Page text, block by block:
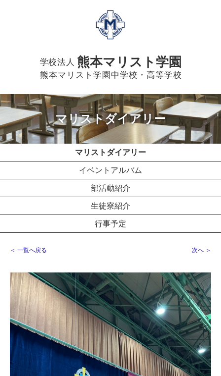
学校法人 熊本マリスト学園
熊本マリスト学園中学校・高等学校
マリストダイアリー
マリストダイアリー
イベントアルバム
部活動紹介
生徒寮紹介
行事予定
＜ 一覧へ戻る 次へ ＞